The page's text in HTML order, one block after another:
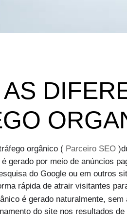
orgânico ( Parceiro SEO
é gerado por meio de anúncios
do Google ou em outros
rápida de atrair visitantes
é gerado naturalmente,
do site nos resultados